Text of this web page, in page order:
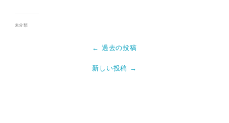
未分類
← 過去の投稿
新しい投稿 →